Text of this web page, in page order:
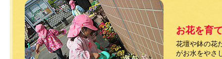
お花を育
花壇や鉢の花
がお水をやさ